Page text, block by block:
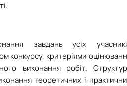
завдань усіх
конкурсу, критеріями
виконання робіт.
теоретичних і